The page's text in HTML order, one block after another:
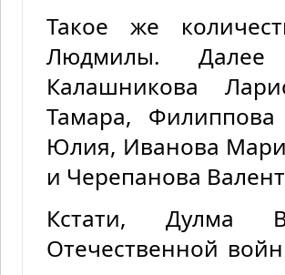
Такое же
Людмилы. Далее
Калашникова
Тамара,
Юлия, Иванова
и Черепанова
Кстати, Дулма
Отечественной